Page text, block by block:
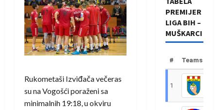
Rukometaši Izviđača večeras
su na Vogošći poraženi sa
minimalnih 19:18, u okviru
PREMIJER
LIGA BIH –
MUŠKARCI
# Teams
1